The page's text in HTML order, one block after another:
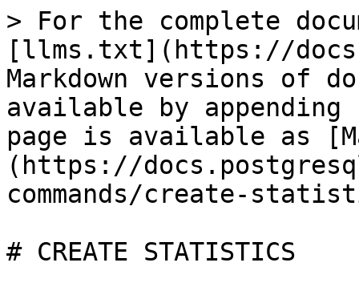
> For the complete
[llms.txt](https://
Markdown versions of
available by
page is available as
(https://
commands/create-
# CREATE STATISTICS